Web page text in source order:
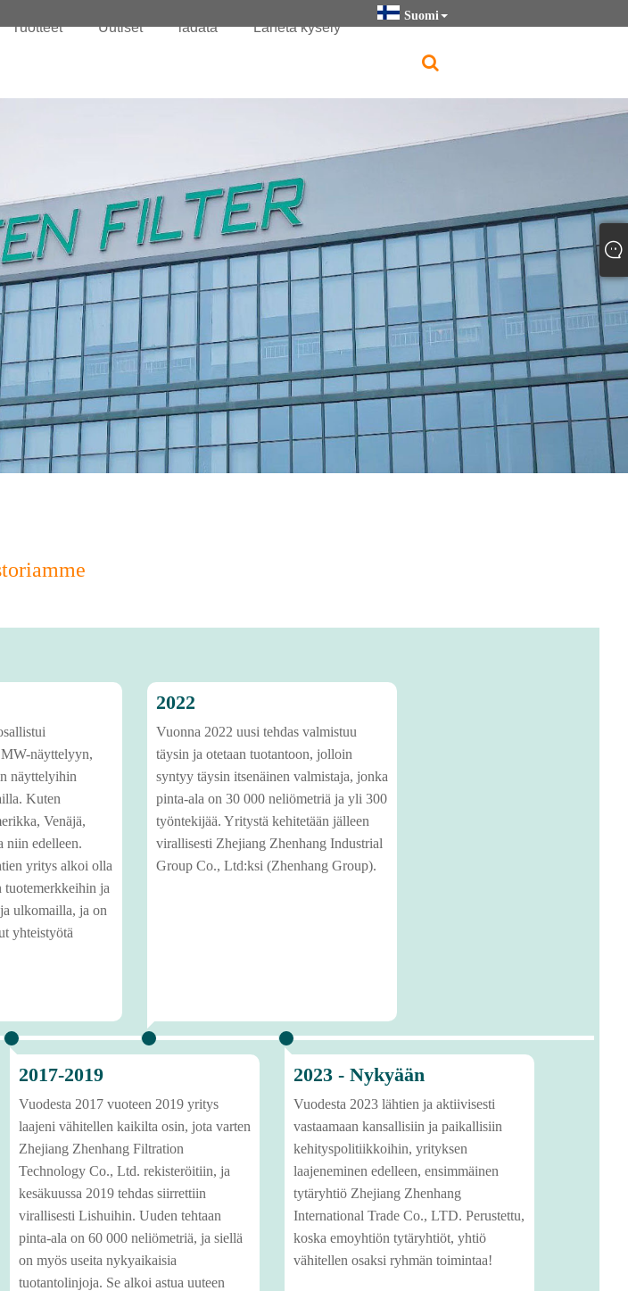
Suomi
Tuotteet Uutiset ladata Lähetä kysely
näyttelyyn,
näyttelyihin
Kuten
Venäjä,
niin edelleen.
yritys alkoi olla
tuotemerkkeihin ja
ulkomailla, ja on
yhteistyötä
2017-2019
Vuodesta 2017 vuoteen 2019 yritys
laajeni vähitellen kaikilta osin, jota varten
Zhejiang Zhenhang Filtration
Technology Co., Ltd. rekisteröitiin, ja
kesäkuussa 2019 tehdas siirrettiin
virallisesti Lishuihin. Uuden tehtaan
pinta-ala on 60 000 neliömetriä, ja siellä
on myös useita nykyaikaisia ​​
tuotantolinjoja. Se alkoi astua uuteen
2022
Vuonna 2022 uusi tehdas valmistuu
täysin ja otetaan tuotantoon, jolloin
syntyy täysin itsenäinen valmistaja, jonka
pinta-ala on 30 000 neliömetriä ja yli 300
työntekijää. Yritystä kehitetään jälleen
virallisesti Zhejiang Zhenhang Industrial
Group Co., Ltd:ksi (Zhenhang Group).
2023 - Nykyään
Vuodesta 2023 lähtien ja aktiivisesti
vastaamaan kansallisiin ja paikallisiin
kehityspolitiikkoihin, yrityksen
laajeneminen edelleen, ensimmäinen
tytäryhtiö Zhejiang Zhenhang
International Trade Co., LTD. Perustettu,
koska emoyhtiön tytäryhtiöt, yhtiö
vähitellen osaksi ryhmän toimintaa!